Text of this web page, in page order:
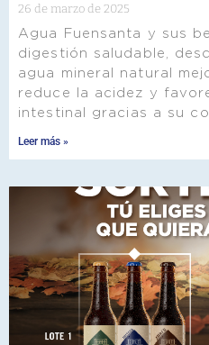
26 de marzo de 2025
Agua Fuensanta y sus
digestión saludable,
agua mineral natural
reduce la acidez y
intestinal gracias a su
Leer más »